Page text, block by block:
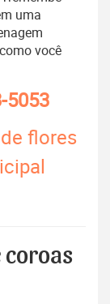
uma
você
5053
flores
coroas